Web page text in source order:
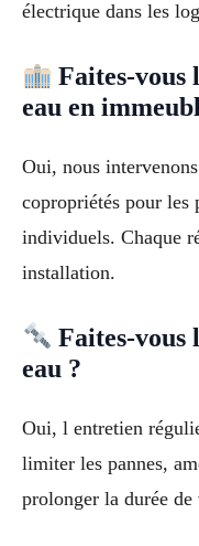
électrique dans les
Faites-vous
eau en
Oui, nous
copropriétés pour les
individuels. Chaque
installation.
Faites-vous
eau ?
Oui, l entretien
limiter les pannes,
prolonger la durée